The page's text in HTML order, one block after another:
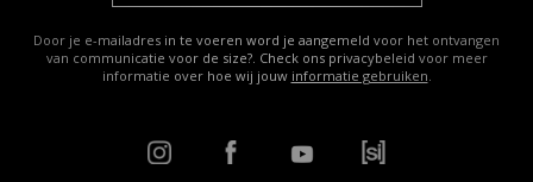
Door je e-mailadres in te voeren word je aangemeld voor het ontvangen
van communicatie voor de size?. Check ons privacybeleid voor meer
informatie over hoe wij jouw informatie gebruiken.